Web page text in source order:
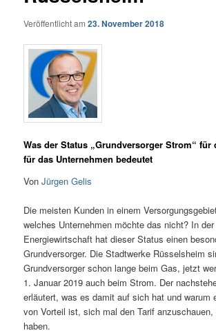
Veröffentlicht am23. November 2018
Was der Status „Grundversorger Strom“ für
für das Unternehmen bedeutet
VonJürgen Gelis
Die meisten Kunden in einem
welches Unternehmen möchte das nicht? In der
Energiewirtschaft hat dieser Status einen
Grundversorger. Die Stadtwerke Rüsselsheim
Grundversorger schon lange beim Gas, jetzt
1. Januar 2019 auch beim Strom. Der
erläutert, was es damit auf sich hat und warum
von Vorteil ist, sich mal den Tarif
haben.